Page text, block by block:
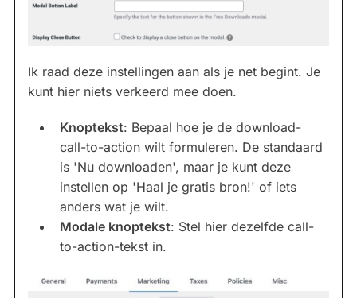
Ik raad deze instellingen aan als je net begint. Je
kunt hier niets verkeerd mee doen.
Knoptekst: Bepaal hoe je de download-
call-to-action wilt formuleren. De standaard
is 'Nu downloaden', maar je kunt deze
instellen op 'Haal je gratis bron!' of iets
anders wat je wilt.
Modale knoptekst: Stel hier dezelfde call-
to-action-tekst in.